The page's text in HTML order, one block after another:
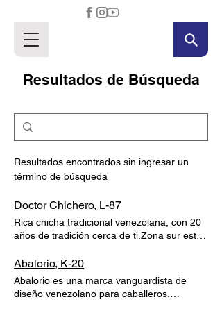
Resultados de Búsqueda
Resultados encontrados sin ingresar un
término de búsqueda
Doctor Chichero, L-87
Rica chicha tradicional venezolana, con 20
años de tradición cerca de ti.Zona sur este
RESTAURANTES Doctor Chichero Rica
chicha tradicional venezolana, con 20 años
de tradición cerca de ti. LOCAL:
UBICACIÓN: TELÉFONO: L-87 Zona sur
Abalorio, K-20
Abalorio es una marca vanguardista de
diseño venezolano para caballeros.